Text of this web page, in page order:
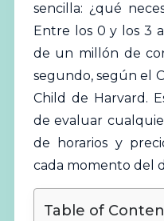
sencilla: ¿qué
Entre los 0 y los 3
de un millón de
segundo, según el
Child de Harvard.
de evaluar
de horarios y
cada momento del
Table of